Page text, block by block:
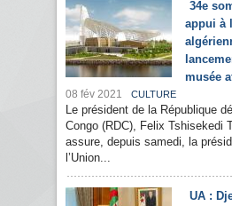
34e
appui à
musée
08 fév 2021 CULTURE
Le président de la République
Congo (RDC), Felix Tshisekedi
assure, depuis samedi, la
l’Union...
UA :